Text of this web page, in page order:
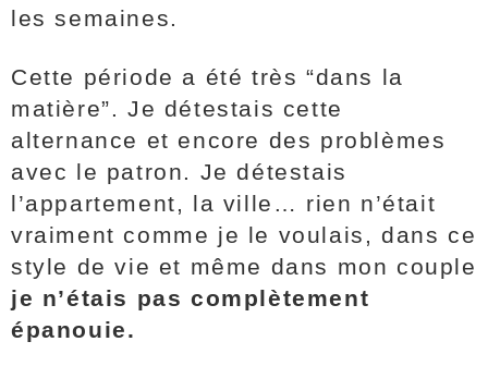
les semaines.
Cette période a été très “dans la
matière”. Je détestais cette
alternance et encore des problèmes
avec le patron. Je détestais
l’appartement, la ville… rien n’était
vraiment comme je le voulais, dans ce
style de vie et même dans mon couple
je n’étais pas complètement
épanouie.